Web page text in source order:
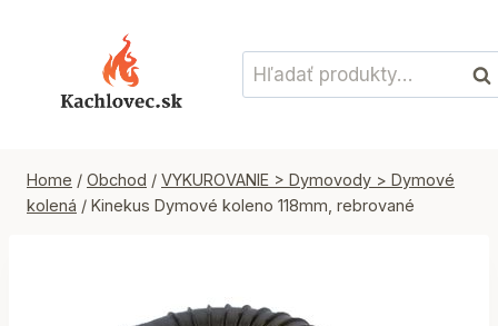
Hľadať:
Home / Obchod / VYKUROVANIE > Dymovody > Dymové
kolená / Kinekus Dymové koleno 118mm, rebrované